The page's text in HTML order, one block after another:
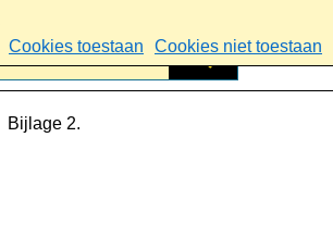
Cookies toestaan
Cookies niet toestaan
Bijlage 2.